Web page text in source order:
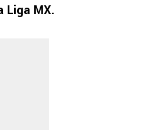
Liga MX.